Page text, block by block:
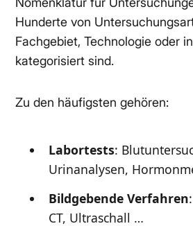
Hunderte von
Fachgebiet, Technologie oder
kategorisiert sind.
Zu den häufigsten gehören:
Labortests:
Urinanalysen,
Bildgebende Verfahren
CT, Ultraschall …